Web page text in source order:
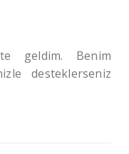
geldim. Benim
desteklerseniz